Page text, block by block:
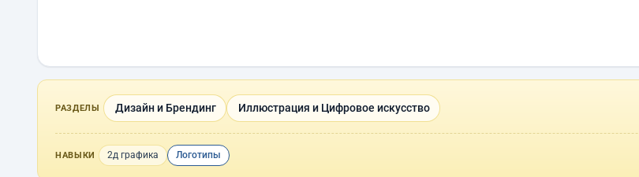
РАЗДЕЛЫ Дизайн и Брендинг Иллюстрация и Цифровое искусство
НАВЫКИ 2д графика Логотипы